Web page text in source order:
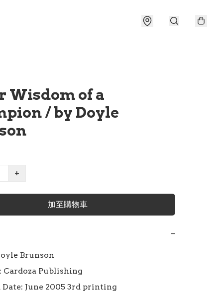
Wisdom of a
/ by Doyle
+
加至購物車
−
Brunson
Cardoza Publishing
June 2005 3rd printing